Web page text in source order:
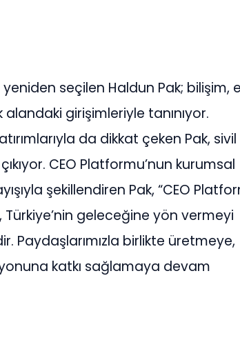
seçilen Haldun Pak; bilişim,
girişimleriyle tanınıyor.
da dikkat çeken Pak, sivil
CEO Platformu’nun kurumsal
şekillendiren Pak, “CEO
geleceğine yön vermeyi
Paydaşlarımızla birlikte üretmeye,
katkı sağlamaya devam